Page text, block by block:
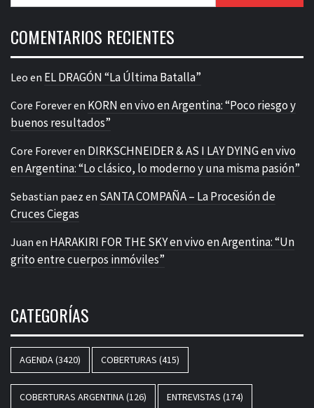
COMENTARIOS RECIENTES
Leo en EL DRAGÓN “La Última Batalla”
Core Foreveren KORN en vivo en Argentina: “Poco riesgo y
buenos resultados”
Core Foreveren DIRKSCHNEIDER & AS I LAY DYING en vivo
en Argentina: “Lo clásico, lo moderno y una misma pasión”
Sebastian paez en SANTA COMPAÑA – La Procesión de
Cruces Ciegas
Juan en HARAKIRI FOR THE SKY en vivo en Argentina: “Un
grito entre cuerpos inmóviles”
CATEGORÍAS
AGENDA(3420) COBERTURAS (415)
COBERTURAS ARGENTINA(126) ENTREVISTAS (174)